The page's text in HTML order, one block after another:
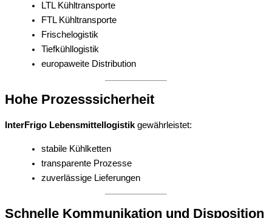
LTL Kühltransporte
FTL Kühltransporte
Frischelogistik
Tiefkühllogistik
europaweite Distribution
Hohe Prozesssicherheit
InterFrigo Lebensmittellogistikgewährleistet:
stabile Kühlketten
transparente Prozesse
zuverlässige Lieferungen
Schnelle Kommunikation und Disposition